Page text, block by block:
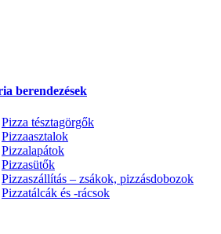
berendezések
Pizza tésztagörgők
Pizzaasztalok
Pizzalapátok
Pizzasütők
Pizzaszállítás – zsákok, pizzásdobozok
Pizzatálcák és -rácsok